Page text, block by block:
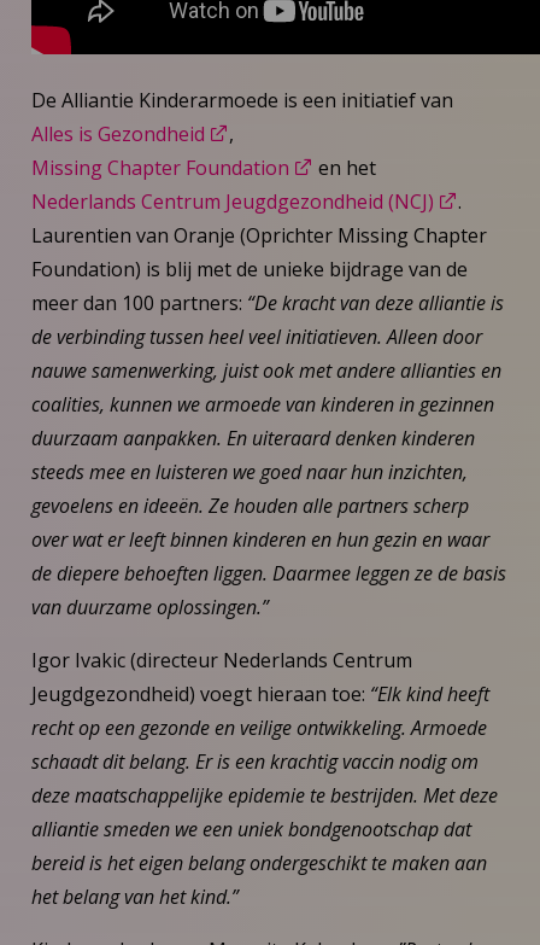
De Alliantie Kinderarmoede is een initiatief van
Alles is Gezondheid
,
Missing Chapter Foundation
en het
Nederlands Centrum Jeugdgezondheid (NCJ)
.
Laurentien van Oranje (Oprichter Missing Chapter
Foundation) is blij met de unieke bijdrage van de
meer dan 100 partners: “De kracht van deze alliantie is
de verbinding tussen heel veel initiatieven. Alleen door
nauwe samenwerking, juist ook met andere allianties en
coalities, kunnen we armoede van kinderen in gezinnen
duurzaam aanpakken. En uiteraard denken kinderen
steeds mee en luisteren we goed naar hun inzichten,
gevoelens en ideeën. Ze houden alle partners scherp
over wat er leeft binnen kinderen en hun gezin en waar
de diepere behoeften liggen. Daarmee leggen ze de basis
van duurzame oplossingen.”
Igor Ivakic (directeur Nederlands Centrum
Jeugdgezondheid) voegt hieraan toe: “Elk kind heeft
recht op een gezonde en veilige ontwikkeling. Armoede
schaadt dit belang. Er is een krachtig vaccin nodig om
deze maatschappelijke epidemie te bestrijden. Met deze
alliantie smeden we een uniek bondgenootschap dat
bereid is het eigen belang ondergeschikt te maken aan
het belang van het kind.”